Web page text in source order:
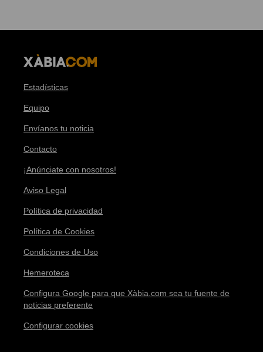
Estadísticas
Equipo
Envíanos tu noticia
Contacto
¡Anúnciate con nosotros!
Aviso Legal
Política de privacidad
Política de Cookies
Condiciones de Uso
Hemeroteca
Configura Google para que Xàbia.com sea tu fuente de
noticias preferente
Configurar cookies